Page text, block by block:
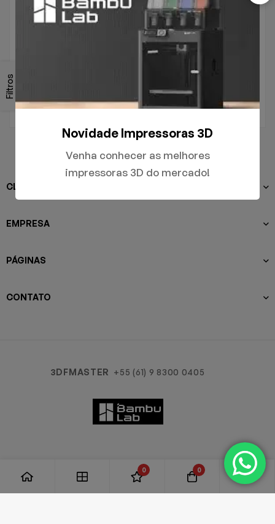
Filtros
CLIENTES
EMPRESA
PÁGINAS
CONTATO
3DFMASTER +55 (61) 9 8300 0405
Novidade Impressoras 3D
Venha conhecer as melhores
impressoras 3D do mercado!
0 0